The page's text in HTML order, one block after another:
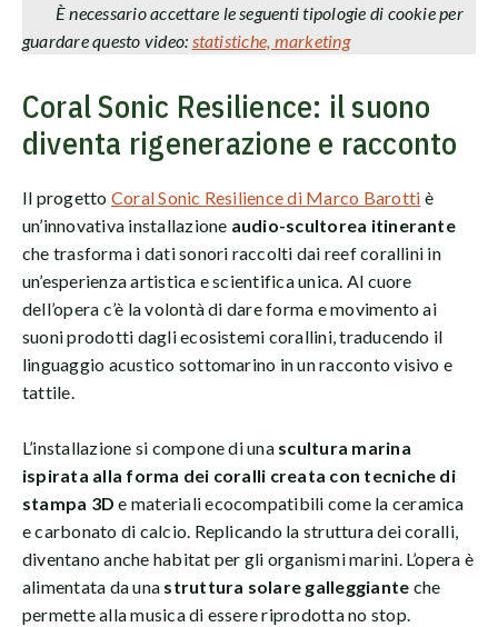
È necessario accettare le seguenti tipologie di cookie per
guardare questo video: statistiche, marketing
Coral Sonic Resilience: il suono
diventa rigenerazione e racconto
Il progetto Coral Sonic Resilience di Marco Barotti è
un’innovativa installazione audio-scultorea itinerante
che trasforma i dati sonori raccolti dai reef corallini in
un’esperienza artistica e scientifica unica. Al cuore
dell’opera c’è la volontà di dare forma e movimento ai
suoni prodotti dagli ecosistemi corallini, traducendo il
linguaggio acustico sottomarino in un racconto visivo e
tattile.
L’installazione si compone di una scultura marina
ispirata alla forma dei coralli creata con tecniche di
stampa 3D e materiali ecocompatibili come la ceramica
e carbonato di calcio. Replicando la struttura dei coralli,
diventano anche habitat per gli organismi marini. L’opera è
alimentata da una struttura solare galleggiante che
permette alla musica di essere riprodotta no stop.